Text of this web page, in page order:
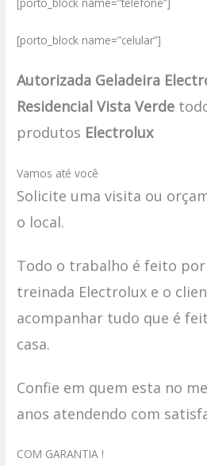
[porto_block name=”celular”]
Autorizada Geladeira
Residencial Vista Verde
produtos Electrolux
Vamos até você
Solicite uma visita ou
o local.
Todo o trabalho é feito
treinada Electrolux e o
acompanhar tudo que é
casa.
Confie em quem esta no
anos atendendo com
COM GARANTIA !